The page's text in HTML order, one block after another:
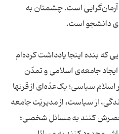
آرمان‌گرایی است. چشمتان به
دانشجو است.
که بنده اینجا یادداشت کرده‌ام
ایجاد جامعه‌ی اسلامی و تمدّن
سیاسی؛ یک‌عدّه‌ای از قرنها
از سیاست، از مدیریّت جامعه
کنند به مسائل شخصی؛